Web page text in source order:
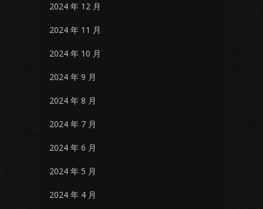
2024 年 12 月
2024 年 11 月
2024 年 10 月
2024 年 9 月
2024 年 8 月
2024 年 7 月
2024 年 6 月
2024 年 5 月
2024 年 4 月